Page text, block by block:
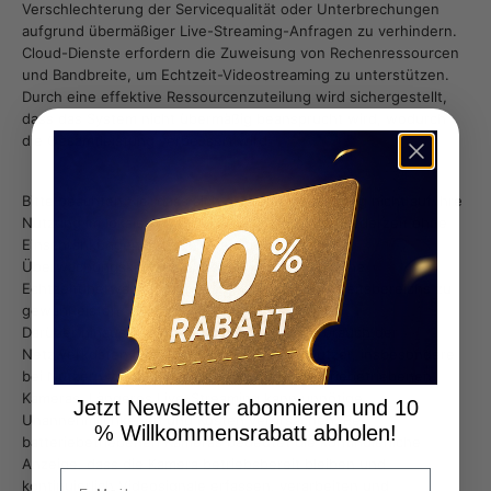
Verschlechterung der Servicequalität oder Unterbrechungen
aufgrund übermäßiger Live-Streaming-Anfragen zu verhindern.
Cloud-Dienste erfordern die Zuweisung von Rechenressourcen
und Bandbreite, um Echtzeit-Videostreaming zu unterstützen.
Durch eine effektive Ressourcenzuteilung wird sichergestellt,
dass das System nicht übermäßig beansprucht wird, wodurch
die Gesamtleistung verbessert wird.
Bitte beachten Sie, dass sich diese Einschränkung nicht auf Ihre
Nutzung im lokalen Netzwerk auswirkt und Sie jederzeit ohne
Einschränkungen auf den Live-Stream Ihrer
Überwachungskamera zugreifen können, um eine
Echtzeitüberwachung Ihres Zuhauses oder Arbeitsbereichs zu
gewährleisten.
Darüber hinaus berücksichtigen wir den Verbrauch der
Netzwerkdaten und des Akkustroms der Nutzer, insbesondere
bei Nutzern von Mobilfunknetzen oder batteriebetriebenen
Kameras. Längeres Live-Streaming kann unnötige
Unannehmlichkeiten und Kosten verursachen. Bei
batteriebetriebenen Kameras bedeutet die kontinuierliche
Anzeige, dass die Kamera betriebsbereit bleiben und
kontinuierlich Videosignale erfassen, verarbeiten und
Jetzt Newsletter abonnieren und 10
% Willkommensrabatt abholen!
Email